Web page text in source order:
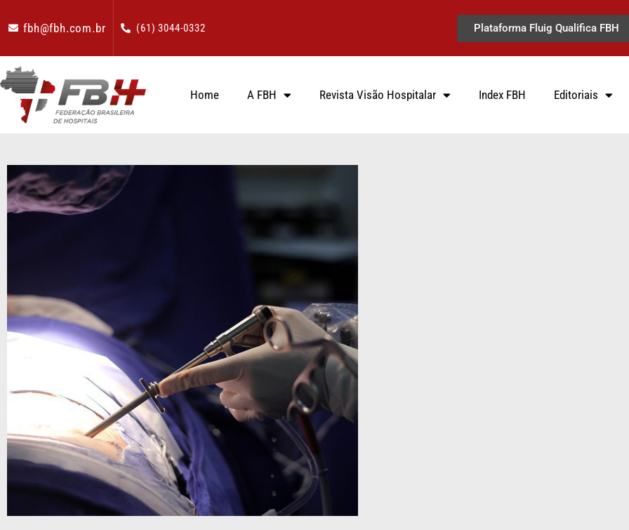
fbh@fbh.com.br (61) 3044-0332 Plataforma Fluig Qualifica FBH
Home A FBH Revista Visão Hospitalar Index FBH Editoriais